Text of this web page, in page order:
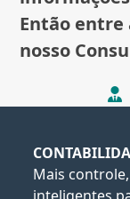
Então entre
nosso
Mais